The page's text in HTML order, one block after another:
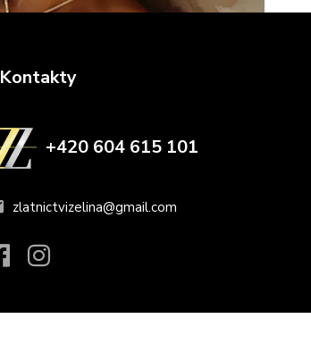
Kontakty
+420 604 615 101
zlatnictvizelina@gmail.com